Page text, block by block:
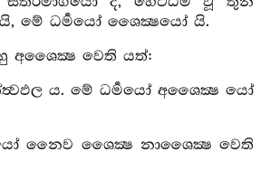
යි, මේ ධර්‍මයෝ ශෛක්‍ෂයෝ යි.
අශෛක්‍ෂ වෙති යත්:
ය. මේ ධර්‍මයෝ අශෛක්‍ෂ යෝ
නෛව ශෛක්‍ෂ නාශෛක්‍ෂ වෙති